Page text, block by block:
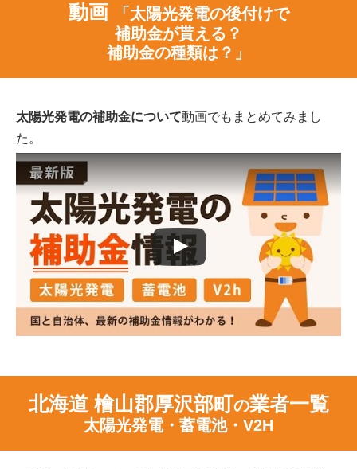
動画
「太陽光発電の後付けで
補助金が貰える？
補助金の種類は？」
太陽光発電の補助金について動画でもまとめてみまし
た。
北海道 檜山郡厚沢部町の業者一覧
太陽光発電・蓄電池・V2H